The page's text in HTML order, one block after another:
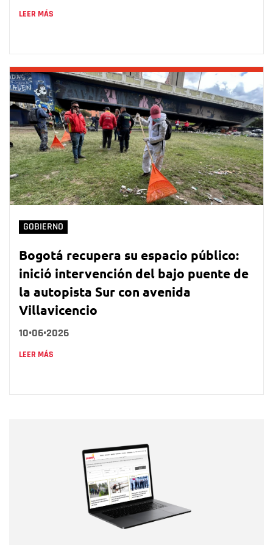
LEER MÁS
GOBIERNO
Bogotá recupera su espacio público:
inició intervención del bajo puente de
la autopista Sur con avenida
Villavicencio
10•06•2026
LEER MÁS
Correo electrónico
Tipo de comentario